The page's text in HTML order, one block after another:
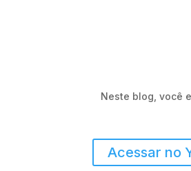
Neste blog, você
Acessar no